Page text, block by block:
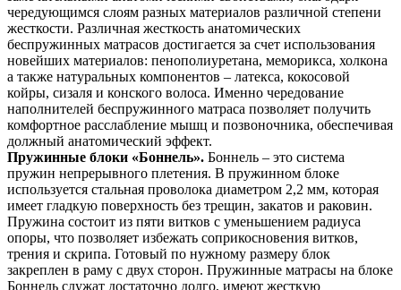
чередующимся слоям разных материалов различной степени
жесткости. Различная жесткость анатомических
беспружинных матрасов достигается за счет использования
новейших материалов: пенополиуретана, меморикса, холкона
а также натуральных компонентов – латекса, кокосовой
койры, сизаля и конского волоса. Именно чередование
наполнителей беспружинного матраса позволяет получить
комфортное расслабление мышц и позвоночника, обеспечивая
должный анатомический эффект.
Пружинные блоки «Боннель». Боннель – это система
пружин непрерывного плетения. В пружинном блоке
используется стальная проволока диаметром 2,2 мм, которая
имеет гладкую поверхность без трещин, закатов и раковин.
Пружина состоит из пяти витков с уменьшением радиуса
опоры, что позволяет избежать соприкосновения витков,
трения и скрипа. Готовый по нужному размеру блок
закреплен в раму с двух сторон. Пружинные матрасы на блоке
Боннель служат достаточно долго, имеют жесткую